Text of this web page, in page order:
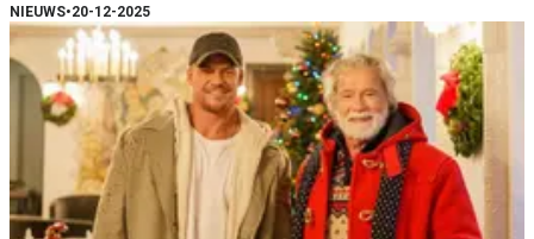
NIEUWS•20-12-2025